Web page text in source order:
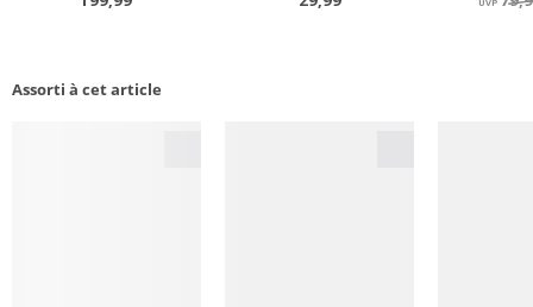
Assorti à cet article